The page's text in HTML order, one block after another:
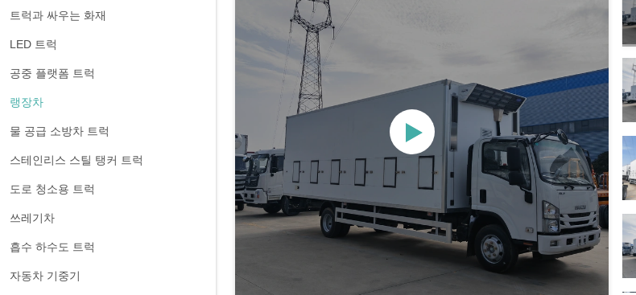
트럭과 싸우는 화재
LED 트럭
공중 플랫폼 트럭
랭장차
물 공급 소방차 트럭
스테인리스 스틸 탱커 트럭
도로 청소용 트럭
쓰레기차
흡수 하수도 트럭
자동차 기중기